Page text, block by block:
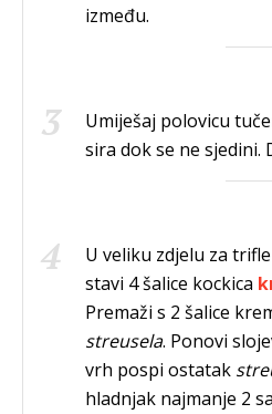
između.
Umiješaj polovicu
sira dok se ne sjedini.
U veliku zdjelu za
stavi 4 šalice kockica
Premaži s 2 šalice
streusela. Ponovi
vrh pospi ostatak
hladnjak najmanje 2